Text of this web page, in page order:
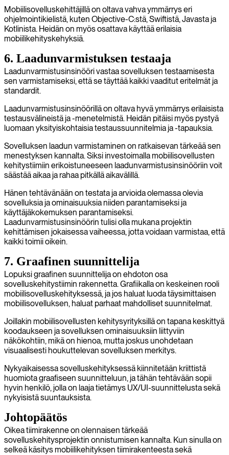
Mobiilisovelluskehittäjillä on oltava vahva ymmärrys eri
ohjelmointikielistä, kuten Objective-C:stä, Swiftistä, Javasta ja
Kotlinista. Heidän on myös osattava käyttää erilaisia
mobiilikehityskehyksiä.
6. Laadunvarmistuksen testaaja
Laadunvarmistusinsinööri vastaa sovelluksen testaamisesta
sen varmistamiseksi, että se täyttää kaikki vaaditut eritelmät ja
standardit.
Laadunvarmistusinsinöörillä on oltava hyvä ymmärrys erilaisista
testausvälineistä ja -menetelmistä. Heidän pitäisi myös pystyä
luomaan yksityiskohtaisia testaussuunnitelmia ja -tapauksia.
Sovelluksen laadun varmistaminen on ratkaisevan tärkeää sen
menestyksen kannalta. Siksi investoimalla mobiilisovellusten
kehitystiimiin erikoistuneeseen laadunvarmistusinsinööriin voit
säästää aikaa ja rahaa pitkällä aikavälillä.
Hänen tehtävänään on testata ja arvioida olemassa olevia
sovelluksia ja ominaisuuksia niiden parantamiseksi ja
käyttäjäkokemuksen parantamiseksi.
Laadunvarmistusinsinöörin tulisi olla mukana projektin
kehittämisen jokaisessa vaiheessa, jotta voidaan varmistaa, että
kaikki toimii oikein.
7. Graafinen suunnittelija
Lopuksi graafinen suunnittelija on ehdoton osa
sovelluskehitystiimin rakennetta. Grafiikalla on keskeinen rooli
mobiilisovelluskehityksessä, ja jos haluat luoda täysimittaisen
mobiilisovelluksen, haluat parhaat mahdolliset suunnitelmat.
Joillakin mobiilisovellusten kehitysyrityksillä on tapana keskittyä
koodaukseen ja sovelluksen ominaisuuksiin liittyviin
näkökohtiin, mikä on hienoa, mutta joskus unohdetaan
visuaalisesti houkuttelevan sovelluksen merkitys.
Nykyaikaisessa sovelluskehityksessä kiinnitetään kriittistä
huomiota graafiseen suunnitteluun, ja tähän tehtävään sopii
hyvin henkilö, jolla on laaja tietämys UX/UI-suunnittelusta sekä
nykyisistä suuntauksista.
Johtopäätös
Oikea tiimirakenne on olennaisen tärkeää
sovelluskehitysprojektin onnistumisen kannalta. Kun sinulla on
selkeä käsitys mobiilikehityksen tiimirakenteesta sekä